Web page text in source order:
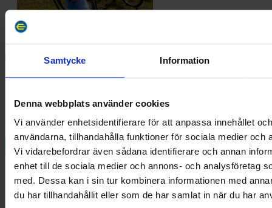
Samtycke Information
Denna webbplats använder cookies
Vi använder enhetsidentifierare för att anpassa innehållet
användarna, tillhandahålla funktioner för sociala medier och
Vi vidarebefordrar även sådana identifierare och annan
enhet till de sociala medier och annons- och analysföretag
med. Dessa kan i sin tur kombinera informationen med
du har tillhandahållit eller som de har samlat in när du har
RoNo cykeluthyrning
Hos Ro-No Rent kan du hyra olika typer av cyklar. Transport av
Eckerö Linjen driver passagerar- och bilfärjetrafik över Ålands hav
och är en del av Eckerökoncernen – ett moderbolag med gedigen
erfarenhet inom sjöfartsbranschen.